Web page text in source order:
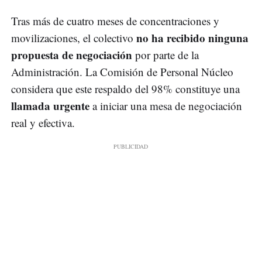
Tras más de cuatro meses de concentraciones y
movilizaciones, el colectivo no ha recibido ninguna
propuesta de negociación por parte de la
Administración. La Comisión de Personal Núcleo
considera que este respaldo del 98% constituye una
llamada urgente a iniciar una mesa de negociación
real y efectiva.